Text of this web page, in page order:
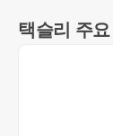
택슬리 주